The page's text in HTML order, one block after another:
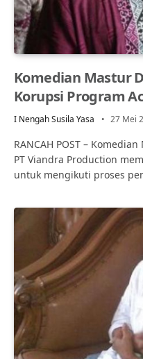
Komedian Mastur
Korupsi Program
I Nengah Susila Yasa 27 Mei
RANCAH POST –
PT Viandra Production
untuk mengikuti proses